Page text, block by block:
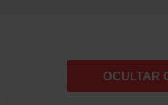
OCULTAR